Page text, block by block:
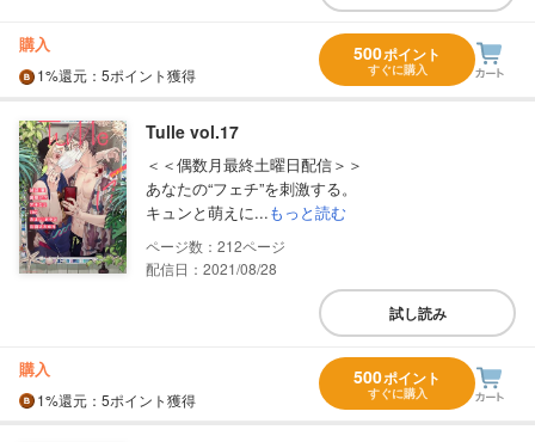
購入
1%還元 ：5ポイント獲得
500ポイント
すぐに購入
Tulle vol.17
＜＜偶数月最終土曜日配信＞＞
あなたの“フェチ”を刺激する。
キュンと萌えに...もっと読む
212
配信日：2021/08/28
試し読み
購入
1%還元 ：5ポイント獲得
500ポイント
すぐに購入